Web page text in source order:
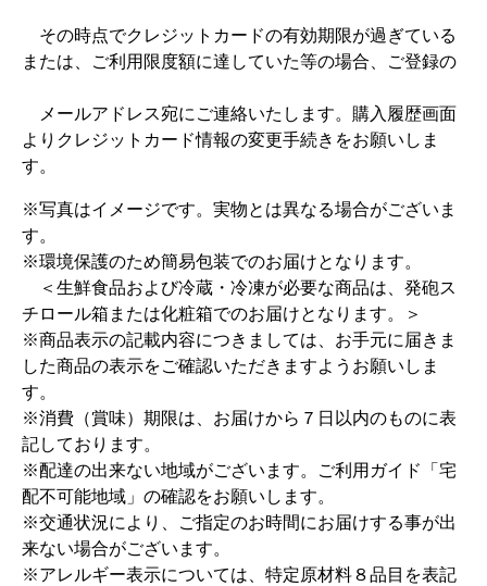
その時点でクレジットカードの有効期限が過ぎている
または、ご利用限度額に達していた等の場合、ご登録の
メールアドレス宛にご連絡いたします。購入履歴画面
よりクレジットカード情報の変更手続きをお願いしま
す。
※写真はイメージです。実物とは異なる場合がございま
す。
※環境保護のため簡易包装でのお届けとなります。
＜生鮮食品および冷蔵・冷凍が必要な商品は、発砲ス
チロール箱または化粧箱でのお届けとなります。＞
※商品表示の記載内容につきましては、お手元に届きま
した商品の表示をご確認いただきますようお願いしま
す。
※消費（賞味）期限は、お届けから７日以内のものに表
記しております。
※配達の出来ない地域がございます。ご利用ガイド「宅
配不可能地域」の確認をお願いします。
※交通状況により、ご指定のお時間にお届けする事が出
来ない場合がございます。
※アレルギー表示については、特定原材料８品目を表記